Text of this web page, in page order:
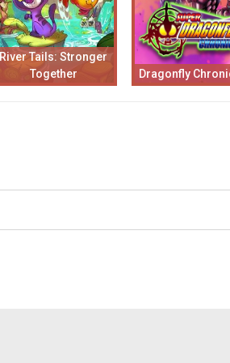
River Tails: Stronger
Together
Dragonfly